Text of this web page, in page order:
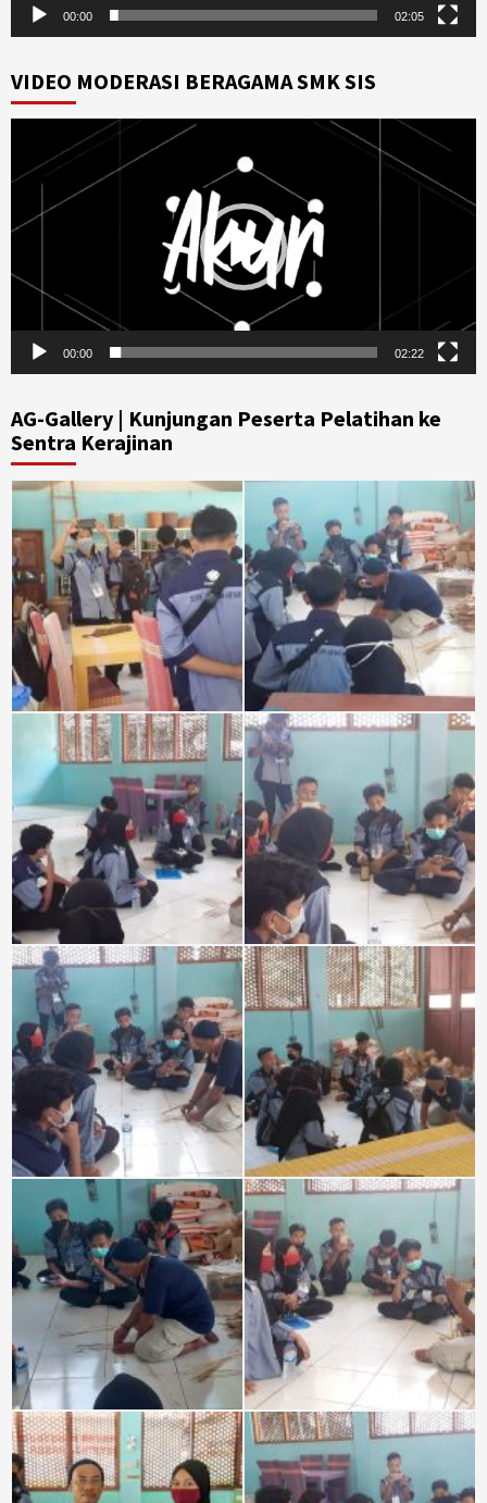
00:00 02:05
VIDEO MODERASI BERAGAMA SMK SIS
Player
00:00 02:22
AG-Gallery | Kunjungan Peserta Pelatihan ke
Sentra Kerajinan